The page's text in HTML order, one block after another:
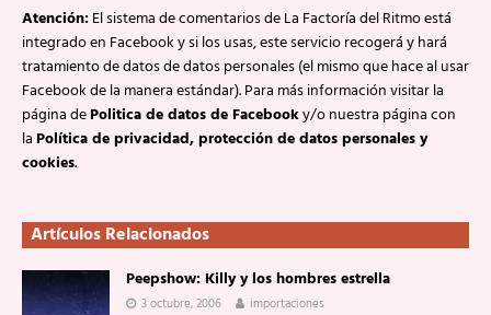
Atención:El sistema de comentarios de La Factoría del Ritmo está
integrado en Facebook y si los usas, este servicio recogerá y hará
tratamiento de datos de datos personales (el mismo que hace al usar
Facebook de la manera estándar). Para más información visitar la
página dePolitica de datos de Facebooky/o nuestra página con
laPolítica de privacidad, protección de datos personales y
cookies.
Artículos Relacionados
Peepshow: Killy y los hombres estrella
3 octubre, 2006 importaciones